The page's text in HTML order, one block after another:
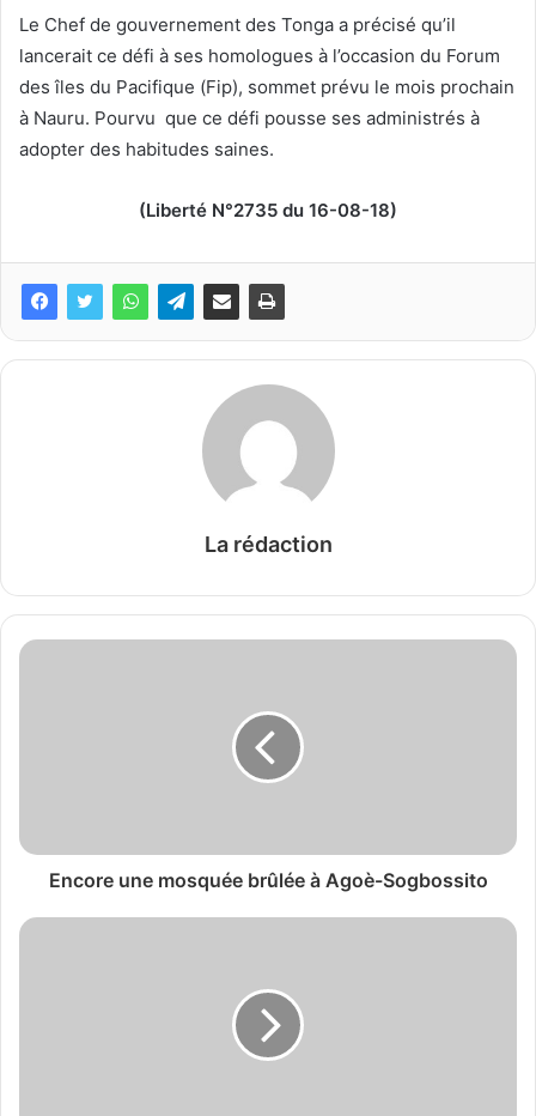
Le Chef de gouvernement des Tonga a précisé qu’il
lancerait ce défi à ses homologues à l’occasion du Forum
des îles du Pacifique (Fip), sommet prévu le mois prochain
à Nauru. Pourvu que ce défi pousse ses administrés à
adopter des habitudes saines.
(Liberté N°2735 du 16-08-18)
La rédaction
Encore une mosquée brûlée à Agoè-Sogbossito